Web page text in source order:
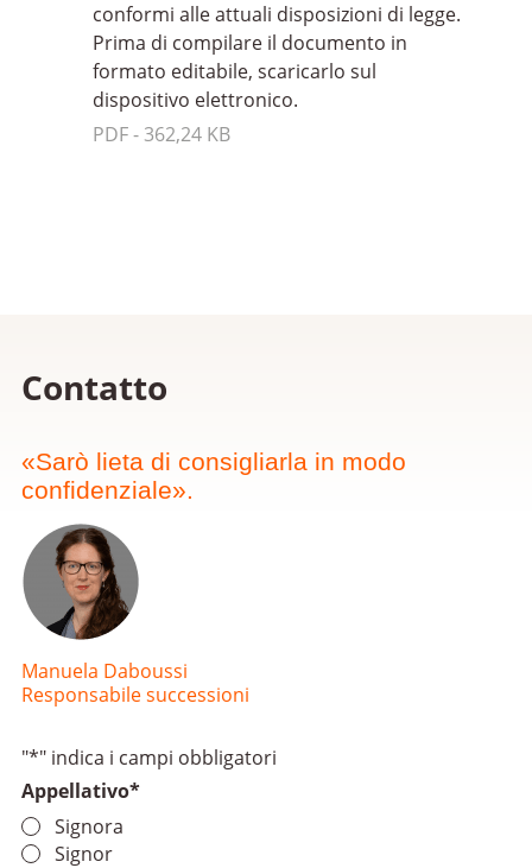
conformi alle attuali disposizioni di legge.
Prima di compilare il documento in
formato editabile, scaricarlo sul
dispositivo elettronico.
PDF - 362,24 KB
Contatto
«Sarò lieta di consigliarla in modo
confidenziale».
Manuela Daboussi
Responsabile successioni
"*" indica i campi obbligatori
Appellativo*
Signora
Signor